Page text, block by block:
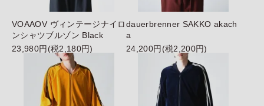
VOAAOV ヴィンテージナイロ
ンシャツブルゾン Black
23,980円(税2,180円)
dauerbrenner SAKKO akach
a
24,200円(税2,200円)